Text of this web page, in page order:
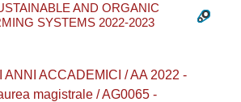
AND ORGANIC
SYSTEMS 2022-2023
ANNI ACCADEMICI / AA 2022 -
magistrale / AG0065 -